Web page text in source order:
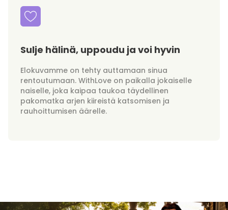
Sulje hälinä, uppoudu ja voi hyvin
Elokuvamme on tehty auttamaan sinua
rentoutumaan. WithLove on paikalla jokaiselle
naiselle, joka kaipaa taukoa täydellinen
pakomatka arjen kiireistä katsomisen ja
rauhoittumisen äärelle.